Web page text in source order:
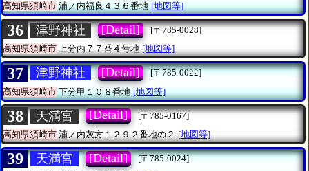
高知県須崎市浦ノ内福良４３６番地 [地図等]
36 津野神社 [Detail]
[〒785-0028]
高知県須崎市上分丙７７番４号地 [地図等]
37 津野神社 [Detail]
[〒785-0022]
高知県須崎市下分甲１０８番地 [地図等]
38 天満宮 [Detail]
[〒785-0167]
高知県須崎市浦ノ内灰方１２９２番地の２ [地図等]
39 天満宮 [Detail]
[〒785-0024]